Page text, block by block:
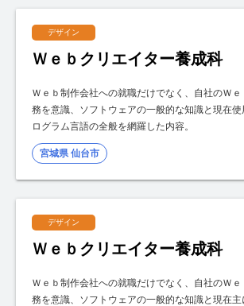
デザイン
Ｗｅｂクリエイター養成科
Ｗｅｂ制作会社への就職だけでなく、自社のＷ
務を意識、ソフトウェアの一般的な知識と現在
ログラム言語の全般を網羅した内容。
宮城県 仙台市
デザイン
Ｗｅｂクリエイター養成科
Ｗｅｂ制作会社への就職だけでなく、自社のＷ
務を意識、ソフトウェアの一般的な知識と現在